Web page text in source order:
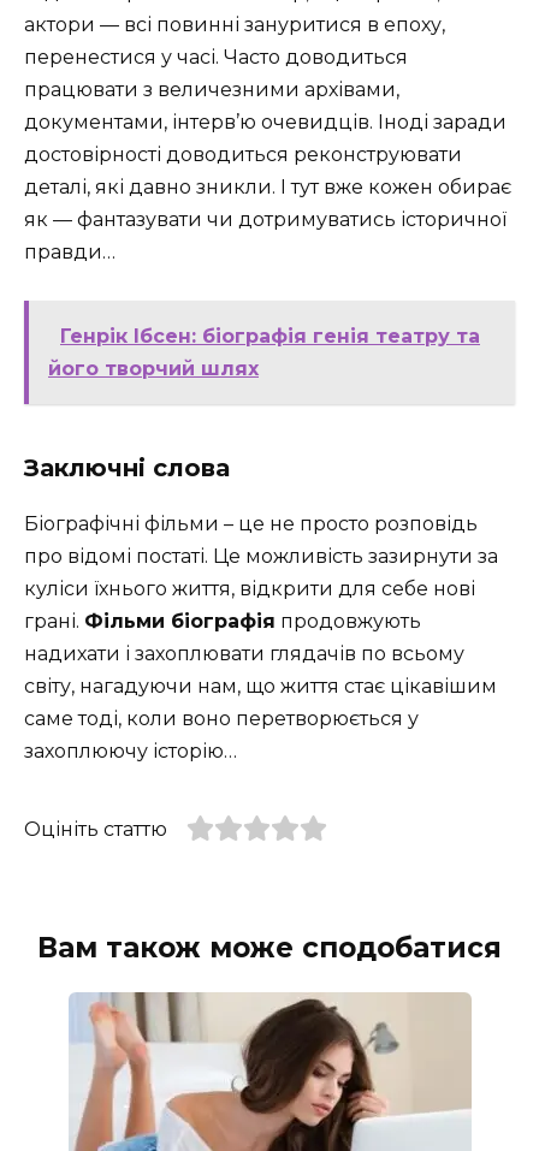
актори — всі повинні зануритися в епоху,
перенестися у часі. Часто доводиться
працювати з величезними архівами,
документами, інтерв’ю очевидців. Іноді заради
достовірності доводиться реконструювати
деталі, які давно зникли. І тут вже кожен обирає
як — фантазувати чи дотримуватись історичної
правди…
Генрік Ібсен: біографія генія театру та
його творчий шлях
Заключні слова
Біографічні фільми – це не просто розповідь
про відомі постаті. Це можливість зазирнути за
куліси їхнього життя, відкрити для себе нові
грані. Фільми біографія продовжують
надихати і захоплювати глядачів по всьому
світу, нагадуючи нам, що життя стає цікавішим
саме тоді, коли воно перетворюється у
захоплюючу історію…
Оцініть статтю
Вам також може сподобатися